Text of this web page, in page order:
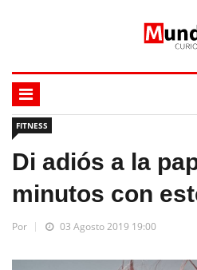
FITNESS
Di adiós a la
minutos con
Por 03 Agosto 2019 19:00